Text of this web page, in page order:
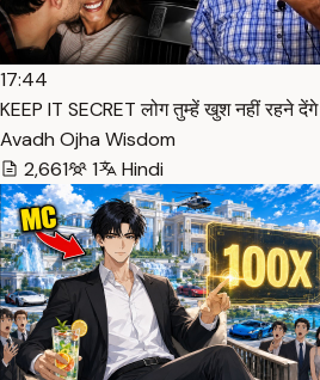
17:44
KEEP IT SECRET लोग तुम्हें खुश नहीं
Avadh Ojha Wisdom
2,661
1 Hindi